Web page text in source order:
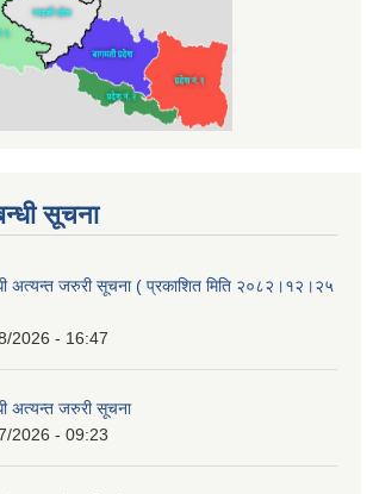
सूचना
अत्यन्त जरुरी सूचना ( प्रकाशित मिति २०८२।१२।२५
2026 - 16:47
अत्यन्त जरुरी सूचना
2026 - 09:23